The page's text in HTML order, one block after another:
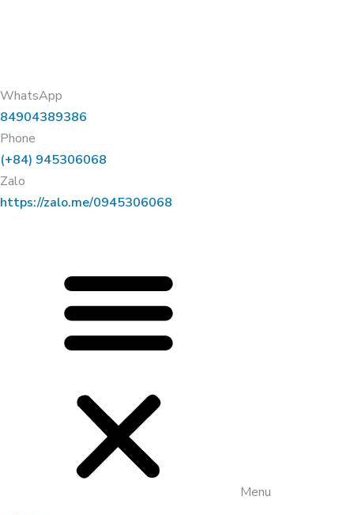
WhatsApp
84904389386
Phone
(+84) 945306068
Zalo
https://zalo.me/0945306068
Menu